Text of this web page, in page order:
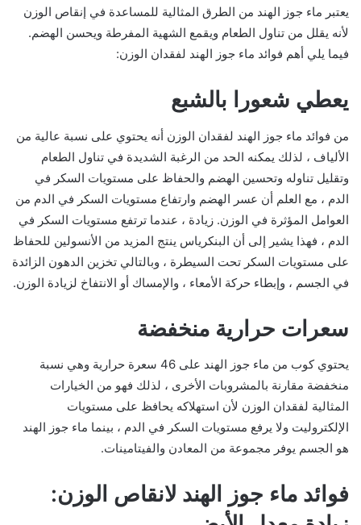
يعتبر ماء جوز الهند من الطرق المثالية للمساعدة في إنقاص الوزن
لأنه يقلل من تناول الطعام ويقمع الشهية المفرطة ويحسن الهضم.
فيما يلي أهم فوائد ماء جوز الهند لفقدان الوزن:
يعطي شعورا بالشبع
من فوائد ماء جوز الهند لفقدان الوزن أنه يحتوي على نسبة عالية من
الألياف ، لذلك يمكنه الحد من الرغبة الشديدة في تناول الطعام
وتقليل تناوله وتحسين الهضم والحفاظ على مستويات السكر في
الدم ، مع العلم أن عسر الهضم وارتفاع مستويات السكر في الدم من
العوامل المؤثرة في الوزن. زيادة ، عندما ترتفع مستويات السكر في
الدم ، فهذا يشير إلى أن البنكرياس ينتج المزيد من الأنسولين للحفاظ
على مستويات السكر تحت السيطرة ، وبالتالي تخزين الدهون الزائدة
في الجسم ، وإبطاء حركة الأمعاء ، والإمساك أو الانتفاخ لزيادة الوزن.
سعرات حرارية منخفضة
يحتوي كوب من ماء جوز الهند على 46 سعرة حرارية وهي نسبة
منخفضة مقارنة بالمشروبات الأخرى ، لذلك فهو من الخيارات
المثالية لفقدان الوزن لأن استهلاكه يحافظ على مستويات
الإلكتروليت ولا يرفع مستويات السكر في الدم ، بينما ماء جوز الهند
هو الجسم يوفر مجموعة من المعادن والفيتامينات.
فوائد ماء جوز الهند لانقاص الوزن: